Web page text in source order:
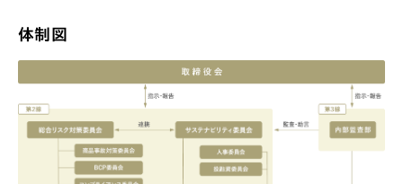
体制図